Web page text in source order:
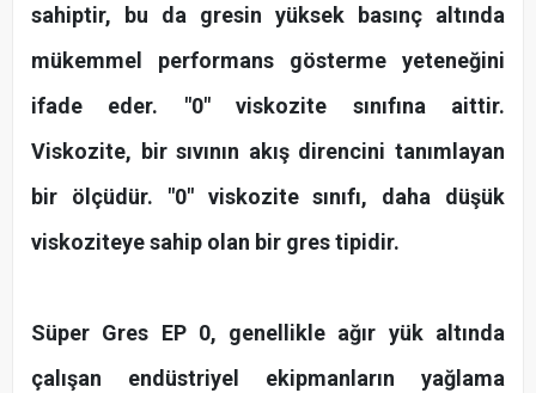
sahiptir, bu da gresin yüksek basınç altında
mükemmel performans gösterme yeteneğini
ifade eder. "0" viskozite sınıfına aittir.
Viskozite, bir sıvının akış direncini tanımlayan
bir ölçüdür. "0" viskozite sınıfı, daha düşük
viskoziteye sahip olan bir gres tipidir.
Süper Gres EP 0, genellikle ağır yük altında
çalışan endüstriyel ekipmanların yağlama